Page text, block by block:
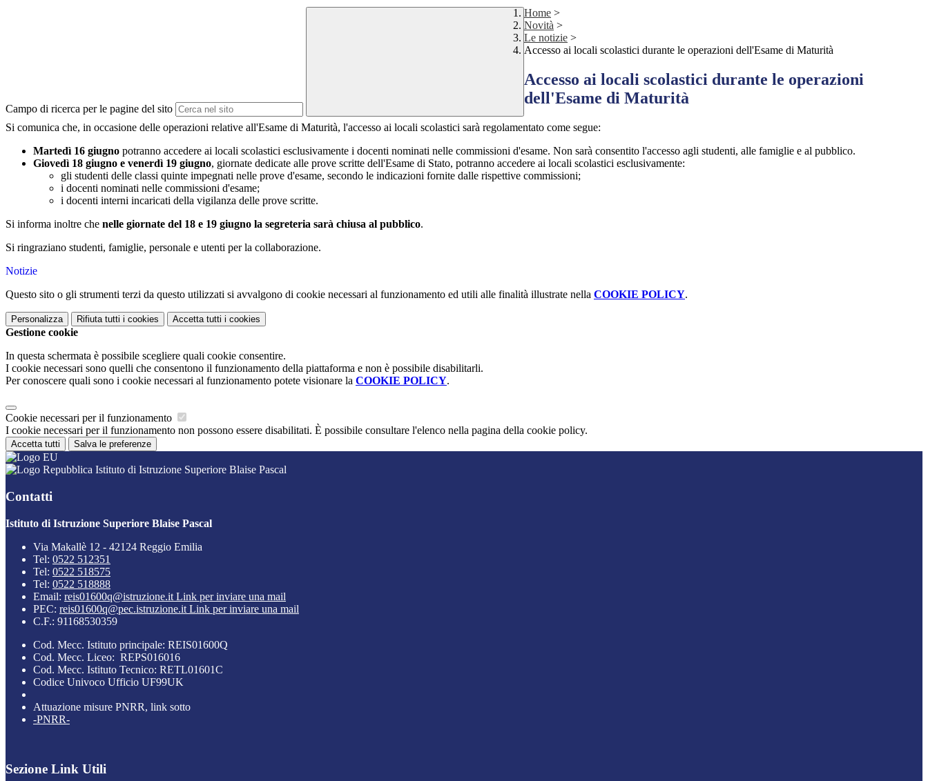
Campo di ricerca per le pagine del sito
Home >
Novità >
Le notizie >
Accesso ai locali scolastici durante le operazioni dell'Esame di Maturità
Accesso ai locali scolastici durante le operazioni
dell'Esame di Maturità
Si comunica che, in occasione delle operazioni relative all'Esame di Maturità, l'accesso ai locali scolastici sarà regolamentato come segue:
Martedì 16 giugno potranno accedere ai locali scolastici esclusivamente i docenti nominati nelle commissioni d'esame. Non sarà consentito l'accesso agli studenti, alle famiglie e al pubblico.
Giovedì 18 giugno e venerdì 19 giugno, giornate dedicate alle prove scritte dell'Esame di Stato, potranno accedere ai locali scolastici esclusivamente:
gli studenti delle classi quinte impegnati nelle prove d'esame, secondo le indicazioni fornite dalle rispettive commissioni;
i docenti nominati nelle commissioni d'esame;
i docenti interni incaricati della vigilanza delle prove scritte.
Si informa inoltre che nelle giornate del 18 e 19 giugno la segreteria sarà chiusa al pubblico.
Si ringraziano studenti, famiglie, personale e utenti per la collaborazione.
Notizie
Questo sito o gli strumenti terzi da questo utilizzati si avvalgono di cookie necessari al funzionamento ed utili alle finalità illustrate nella COOKIE POLICY.
Personalizza Rifiuta tutti i cookies Accetta tutti i cookies
Gestione cookie
In questa schermata è possibile scegliere quali cookie consentire.
I cookie necessari sono quelli che consentono il funzionamento della piattaforma e non è possibile disabilitarli.
Per conoscere quali sono i cookie necessari al funzionamento potete visionare la COOKIE POLICY.
Cookie necessari per il funzionamento
I cookie necessari per il funzionamento non possono essere disabilitati. È possibile consultare l'elenco nella pagina della cookie policy.
Accetta tutti Salva le preferenze
Istituto di Istruzione Superiore Blaise Pascal
Contatti
Istituto di Istruzione Superiore Blaise Pascal
Via Makallè 12 - 42124 Reggio Emilia
Tel: 0522 512351
Tel: 0522 518575
Tel: 0522 518888
Email: reis01600q@istruzione.it Link per inviare una mail
PEC: reis01600q@pec.istruzione.it Link per inviare una mail
C.F.: 91168530359
Cod. Mecc. Istituto principale: REIS01600Q
Cod. Mecc. Liceo: REPS016016
Cod. Mecc. Istituto Tecnico: RETL01601C
Codice Univoco Ufficio UF99UK
Attuazione misure PNRR, link sotto
-PNRR-
Sezione Link Utili